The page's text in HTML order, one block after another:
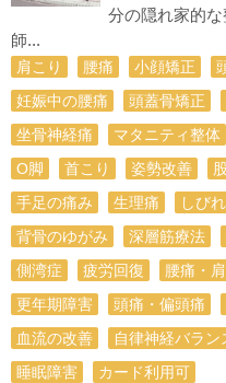
分の隠れ家的
師...
肩こり 腰痛 小顔矯正
妊娠中の腰痛
頭蓋骨矯正
坐骨神経痛
マタニティ整体
О脚
首こり 姿勢改善
手足の痛み
生理痛 しびれ
背骨のゆがみ
深層筋療法
側湾症
疲労回復 腰痛・
更年期障害
頭痛・偏頭痛
血流の改善
自律神経バラン
睡眠障害
カード利用可